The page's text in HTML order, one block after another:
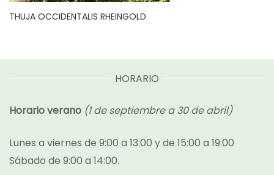
THUJA OCCIDENTALIS RHEINGOLD
HORARIO
Horario verano (1 de septiembre a 30 de abril)
Lunes a viernes de 9:00 a 13:00 y de 15:00 a 19:00
Sábado de 9:00 a 14:00.